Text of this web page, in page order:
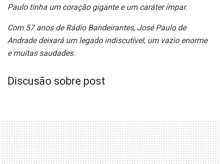
Paulo tinha um coração gigante e um caráter ímpar.
Com 57 anos de Rádio Bandeirantes, José Paulo de
Andrade deixará um legado indiscutível, um vazio enorme
e muitas saudades.
Discusão sobre post